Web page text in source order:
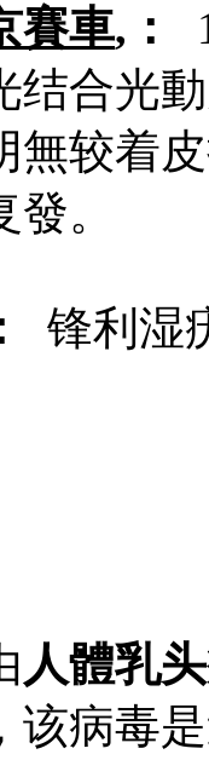
賽車,：
结合光
無较着
。
锋利湿
人體乳
该病毒